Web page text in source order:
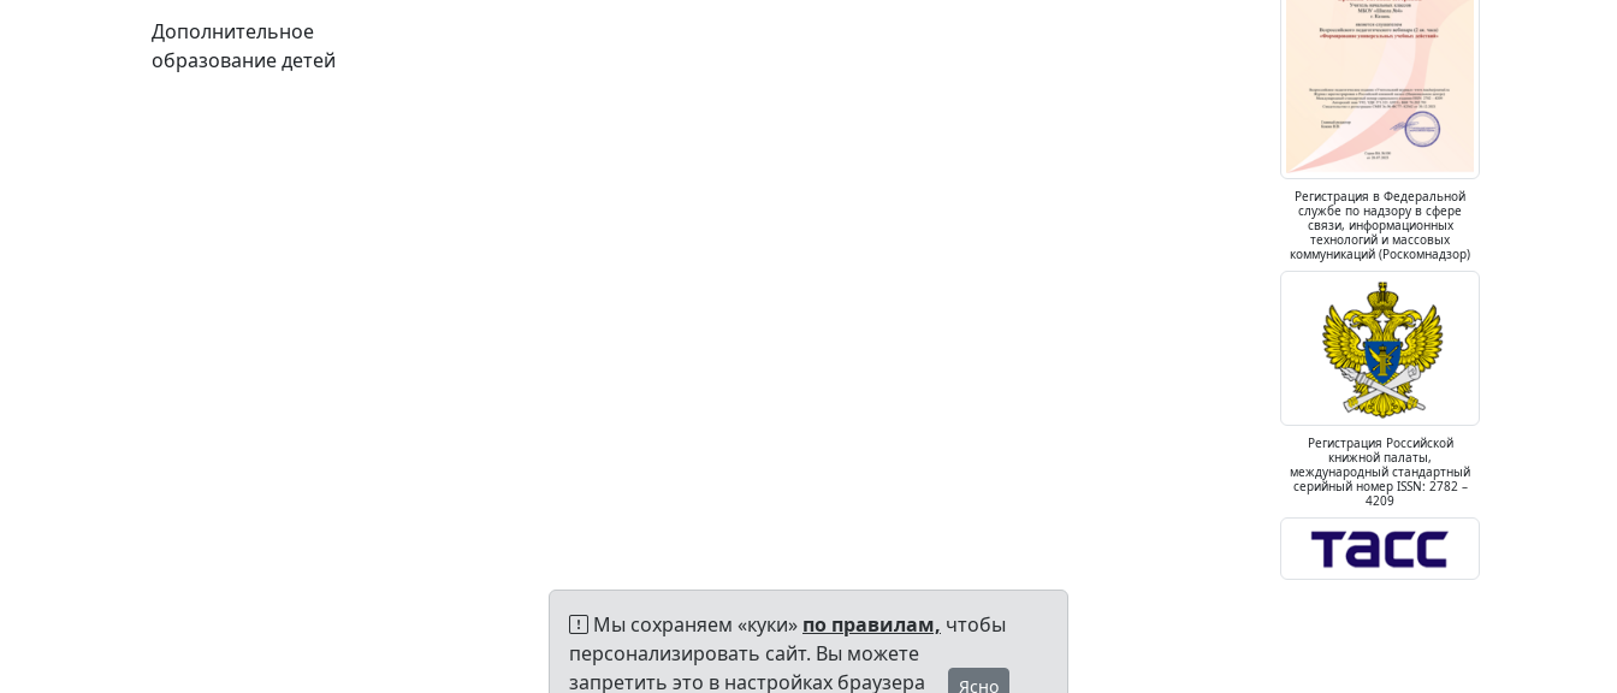
Дополнительное
образование детей
Регистрация в Федеральной
службе по надзору в сфере
связи, информационных
технологий и массовых
коммуникаций (Роскомнадзор)
Регистрация Российской
книжной палаты,
международный стандартный
серийный номер ISSN: 2782 –
4209
Мы сохраняем «куки» по правилам, чтобы
персонализировать сайт. Вы можете
запретить это в настройках браузера
Ясно